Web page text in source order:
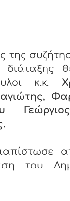
της
κ.κ.
του